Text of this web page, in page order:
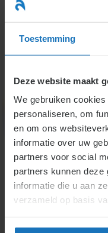
Toestemming
Deze website maakt
We gebruiken
personaliseren, om
en om ons
informatie over uw
partners voor social
partners kunnen deze
informatie die u aan
verzameld op basis
naar
inhoud
2.1.2.3.
speciale
Een